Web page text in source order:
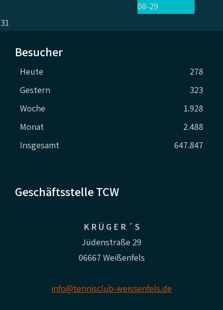
08-29
31
Besucher
Heute
278
Gestern
323
Woche
1.928
Monat
2.488
Insgesamt
647.847
Geschäftsstelle TCW
K R Ü G E R ´ S
Jüdenstraße 29
06667 Weißenfels
info@tennisclub-weissenfels.de